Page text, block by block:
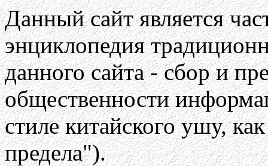
Данный сайт является
энциклопедия
данного сайта - сбор и
общественности
стиле китайского ушу,
предела").